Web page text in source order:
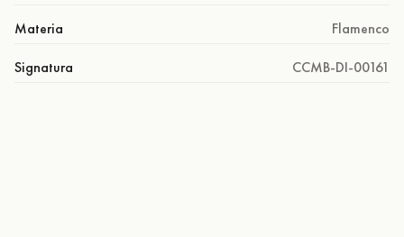
Materia Flamenco
Signatura CCMB-DI-00161